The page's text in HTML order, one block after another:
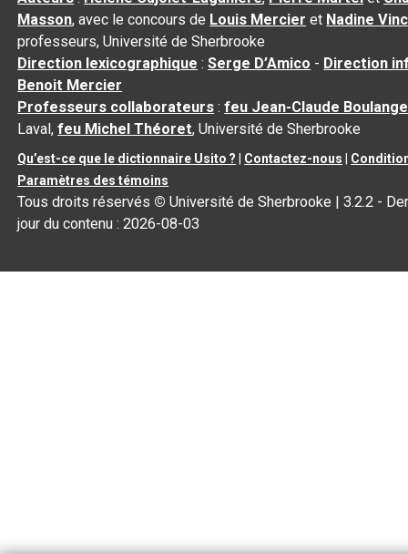
Masson, avec le concours de Louis Mercier et Nadine
professeurs, Université de Sherbrooke
Direction lexicographique :Serge D’Amico - Direction
Benoit Mercier
Professeurs collaborateurs :feu Jean-Claude
Laval,feu Michel Théoret, Université de Sherbrooke
Qu’est-ce que le dictionnaire Usito ? Contactez-nous
Paramètres des témoins
Tous droits réservés © Université de Sherbrooke |3.2.2 -
jour du contenu :2026-08-03